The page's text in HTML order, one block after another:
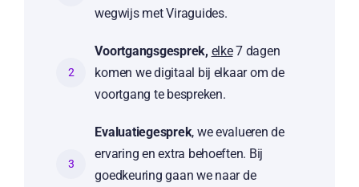
wegwijs met Viraguides.
2
Voortgangsgesprek, elke7 dagen
komen we digitaal bij elkaar om de
voortgang te bespreken.
3
Evaluatiegesprek, we evalueren de
ervaring en extra behoeften. Bij
goedkeuring gaan we naar de